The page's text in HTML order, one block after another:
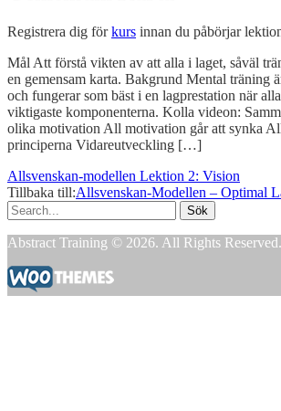
Registrera dig förkurs innan du påbörjar
Mål Att förstå vikten av att alla i laget, såväl
en gemensam karta. Bakgrund Mental träning
och fungerar som bäst i en lagprestation när
viktigaste komponenterna. Kolla videon:
olika motivation All motivation går att synka
principerna Vidareutveckling […]
Allsvenskan-modellen Lektion 2: Vision
Tillbaka till:Allsvenskan-Modellen – Optimal
Sök
efter:
Abstract Training © 2026. All Rights Reserved.